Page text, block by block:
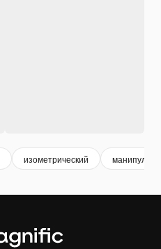
изометрический